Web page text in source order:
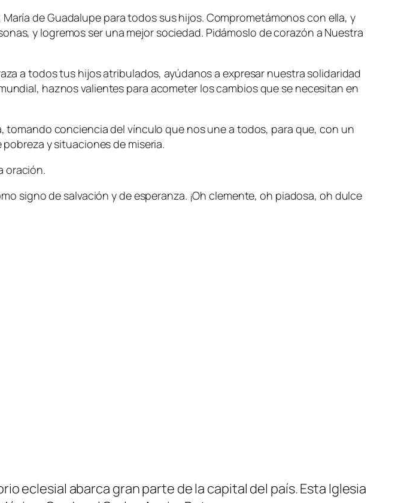
de Guadalupe para todos sus hijos. Comprometámonos con ella, y
y logremos ser una mejor sociedad. Pidámoslo de corazón a Nuestra
a todos tus hijos atribulados, ayúdanos a expresar nuestra solidaridad
haznos valientes para acometer los cambios que se necesitan en
conciencia del vínculo que nos une a todos, para que, con un
y situaciones de miseria.
oración.
signo de salvación y de esperanza. ¡Oh clemente, oh piadosa, oh dulce
eclesial abarca gran parte de la capital del país. Esta Iglesia